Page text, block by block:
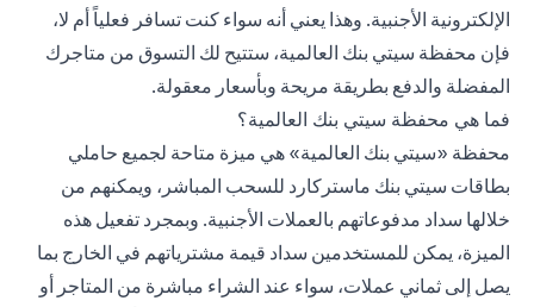
الإلكترونية الأجنبية. وهذا يعني أنه سواء كنت تسافر فعلياً أم لا،
فإن محفظة سيتي بنك العالمية، ستتيح لك التسوق من متاجرك
المفضلة والدفع بطريقة مريحة وبأسعار معقولة.
فما هي محفظة سيتي بنك العالمية؟
محفظة «سيتي بنك العالمية» هي ميزة متاحة لجميع حاملي
بطاقات سيتي بنك ماستركارد للسحب المباشر، ويمكنهم من
خلالها سداد مدفوعاتهم بالعملات الأجنبية. وبمجرد تفعيل هذه
الميزة، يمكن للمستخدمين سداد قيمة مشترياتهم في الخارج بما
يصل إلى ثماني عملات، سواء عند الشراء مباشرة من المتاجر أو